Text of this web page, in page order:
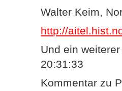
Walter Keim,
http://
Und ein
20:31:33
Kommentar zu